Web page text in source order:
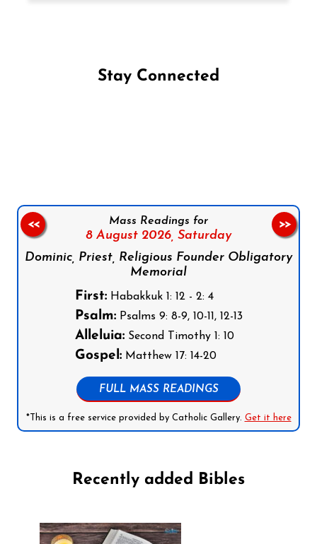
Stay Connected
Mass Readings for
8 August 2026, Saturday
Dominic, Priest, Religious Founder Obligatory
Memorial
First:Habakkuk 1: 12 - 2: 4
Psalm:Psalms 9: 8-9, 10-11, 12-13
Alleluia:Second Timothy 1: 10
Gospel:Matthew 17: 14-20
FULL MASS READINGS
*This is a free service provided by Catholic Gallery. Get it here
<< >>
Recently added Bibles